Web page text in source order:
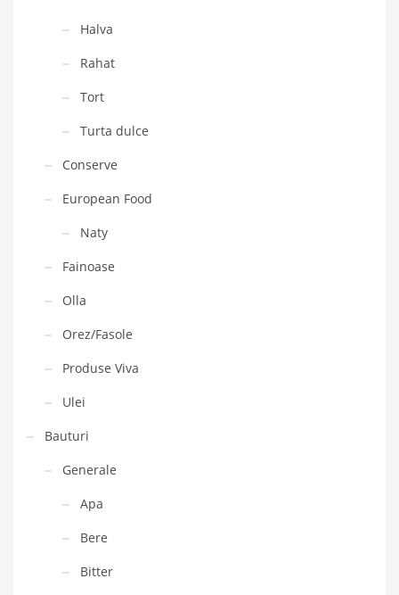
Halva
Rahat
Tort
Turta dulce
Conserve
European Food
Naty
Fainoase
Olla
Orez/Fasole
Produse Viva
Ulei
Bauturi
Generale
Apa
Bere
Bitter